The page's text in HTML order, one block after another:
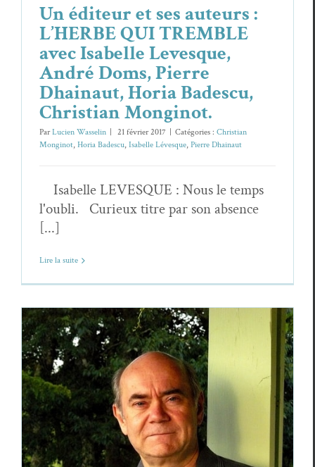
Un éditeur et ses auteurs :
L’HERBE QUI TREMBLE
avec Isabelle Levesque,
André Doms, Pierre
Dhainaut, Horia Badescu,
Christian Monginot.
ParLucien Wasselin 21 février 2017 Catégories : Christian
Monginot, Horia Badescu, Isabelle Lévesque, Pierre Dhainaut
Isabelle LEVESQUE : Nous le temps
l'oubli. Curieux titre par son absence
[...]
Lire la suite
Christian Monginot, 5 poèmes
Christian Monginot Poèmes